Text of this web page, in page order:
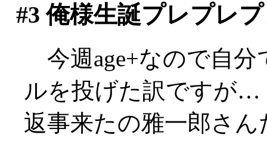
#3 俺様生誕プレプレ
今週age+なので自分
ルを投げた訳ですが…
返事来たの雅一郎さん